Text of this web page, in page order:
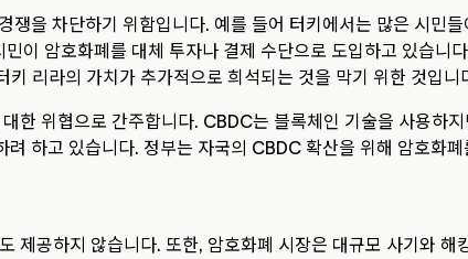
을 차단하기 위함입니다. 예를 들어 터키에서는 많은 시민들
이 암호화폐를 대체 투자나 결제 수단으로 도입하고 있습니
리라의 가치가 추가적으로 희석되는 것을 막기 위한 것입니
한 위협으로 간주합니다. CBDC는 블록체인 기술을 사용하
하고 있습니다. 정부는 자국의 CBDC 확산을 위해 암호화
제공하지 않습니다. 또한, 암호화폐 시장은 대규모 사기와